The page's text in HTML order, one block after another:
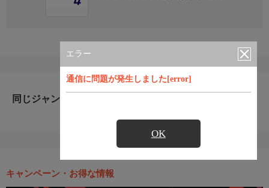
エラー
通信に問題が発生しました[error]
OK
同じジャンルのおすすめ番組
キャンペーン・お得な情報